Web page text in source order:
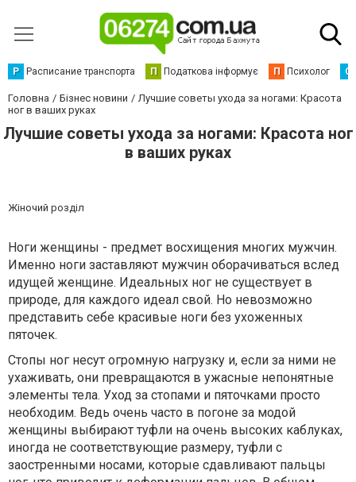
Р Расписание транспорта П Податкова інформує П Психолог С
Головна Бізнес новини
Лучшие советы ухода за ногами: Красота
ног в ваших руках
Лучшие советы ухода за ногами: Красота ног
в ваших руках
Жіночий розділ
Ноги женщины - предмет восхищения многих мужчин.
Именно ноги заставляют мужчин оборачиваться вслед
идущей женщине. Идеальных ног не существует в
природе, для каждого идеал свой. Но невозможно
представить себе красивые ноги без ухоженных
пяточек.
Стопы ног несут огромную нагрузку и, если за ними не
ухаживать, они превращаются в ужасные непонятные
элементы тела. Уход за стопами и пяточками просто
необходим. Ведь очень часто в погоне за модой
женщины выбирают туфли на очень высоких каблуках,
иногда не соответствующие размеру, туфли с
заостренными носами, которые сдавливают пальцы